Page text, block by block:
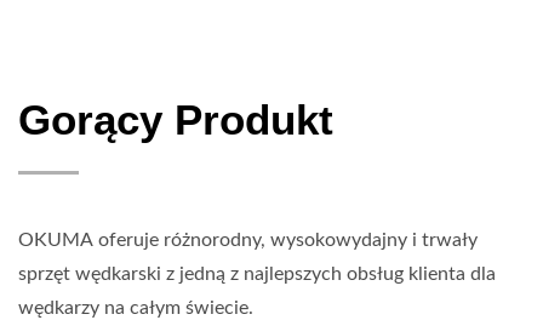
Gorący Produkt
OKUMA oferuje różnorodny, wysokowydajny i trwały
sprzęt wędkarski z jedną z najlepszych obsług klienta dla
wędkarzy na całym świecie.